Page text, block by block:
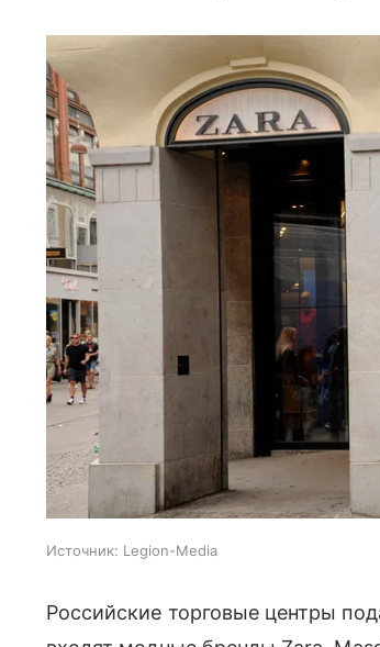
Источник: Legion-Media
Российские торговые центры